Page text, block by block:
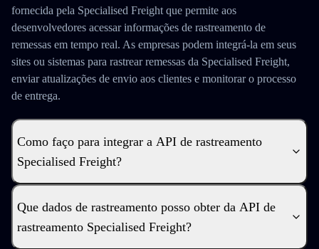
fornecida pela Specialised Freight que permite aos
desenvolvedores acessar informações de rastreamento de
remessas em tempo real. As empresas podem integrá-la em seus
sites ou sistemas para rastrear remessas da Specialised Freight,
enviar atualizações de envio aos clientes e monitorar o processo
de entrega.
Como faço para integrar a API de rastreamento
Specialised Freight?
Que dados de rastreamento posso obter da API de
rastreamento Specialised Freight?